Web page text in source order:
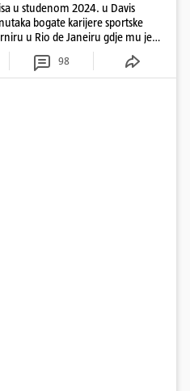
u studenom 2024. u Davis
bogate karijere sportske
u Rio de Janeiru gdje mu je
98